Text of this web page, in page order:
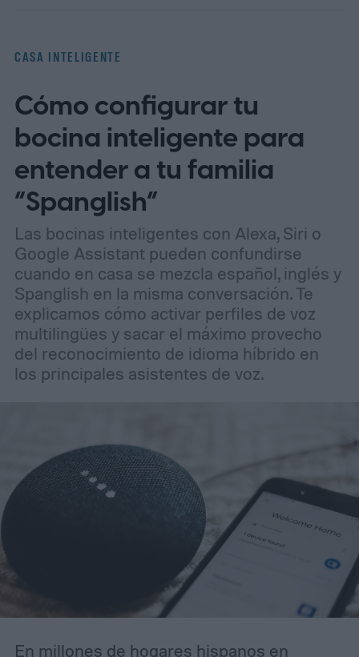
CASA INTELIGENTE
Cómo configurar tu
bocina inteligente para
entender a tu familia
“Spanglish”
Las bocinas inteligentes con Alexa, Siri o
Google Assistant pueden confundirse
cuando en casa se mezcla español, inglés y
Spanglish en la misma conversación. Te
explicamos cómo activar perfiles de voz
multilingües y sacar el máximo provecho
del reconocimiento de idioma híbrido en
los principales asistentes de voz.
En millones de hogares hispanos en